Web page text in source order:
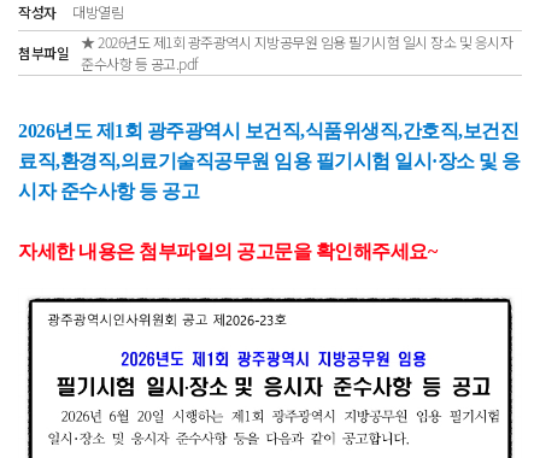
작성자
대방열림
첨부파일
★ 2026년도 제1회 광주광역시 지방공무원 임용 필기시험 일시 장소 및 응시자
준수사항 등 공고.pdf
2026년도 제1회 광주광역시 보건직,식품위생직,간호직,보건진
료직,환경직,의료기술직공무원 임용 필기시험 일시·장소 및 응
시자 준수사항 등 공고
자세한 내용은 첨부파일의 공고문을 확인해주세요~